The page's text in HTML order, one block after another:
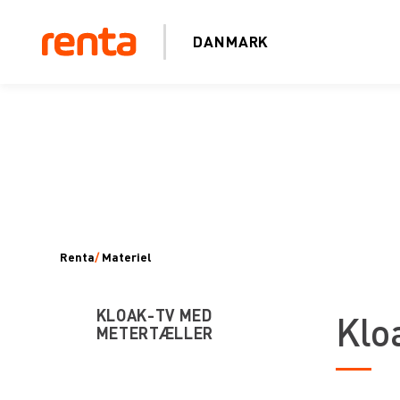
DANMARK
Renta/ Materiel
KLOAK-TV MED
METERTÆLLER